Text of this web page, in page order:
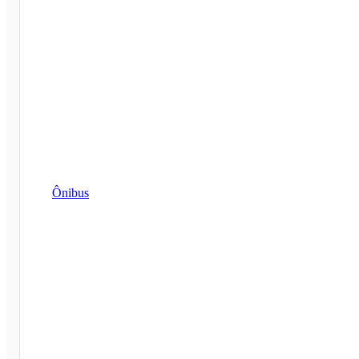
Ônibus